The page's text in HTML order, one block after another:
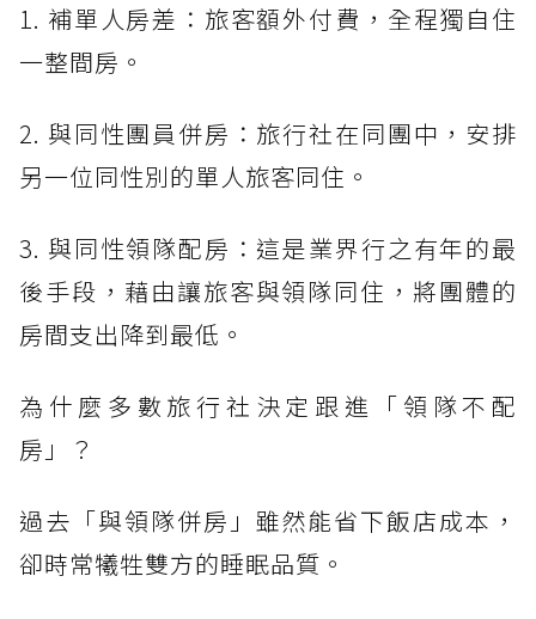
1. 補單人房差：旅客額外付費，全程獨自住
一整間房。
2. 與同性團員併房：旅行社在同團中，安排
另一位同性別的單人旅客同住。
3. 與同性領隊配房：這是業界行之有年的最
後手段，藉由讓旅客與領隊同住，將團體的
房間支出降到最低。
為什麼多數旅行社決定跟進「領隊不配
房」？
過去「與領隊併房」雖然能省下飯店成本，
卻時常犧牲雙方的睡眠品質。